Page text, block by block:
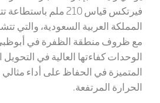
المملكة العربية السعودية، والتي
مع ظروف منطقة الظفرة في
الوحدات كفاءتها العالية في
المتميزة في الحفاظ على أداء
الحرارة المرتفعة.